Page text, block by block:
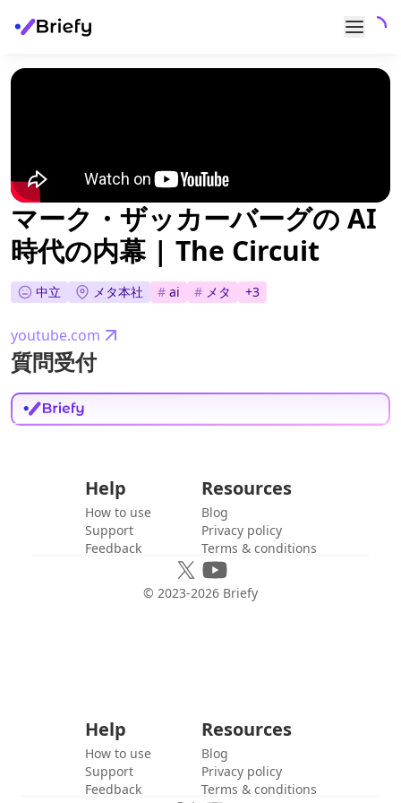
マーク・ザッカーバーグの AI
時代の内幕 | The Circuit
中立 メタ本社 # ai # メタ +3
youtube.com
質問受付
Help
How to use
Support
Feedback
Resources
Blog
Privacy policy
Terms & conditions
© 2023-2026 Briefy
Help
How to use
Support
Feedback
Resources
Blog
Privacy policy
Terms & conditions